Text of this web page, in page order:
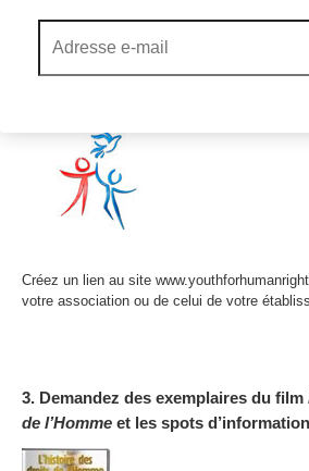
Créez un lien au site
votre association ou de celui de votre
3. Demandez des exemplaires du film
de l’Homme et les spots